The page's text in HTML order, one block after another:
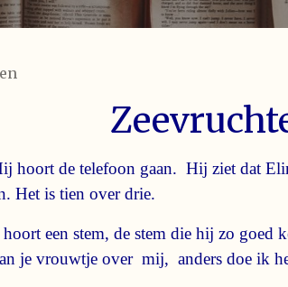
hoort de telefoon gaan. Hij ziet dat
Het is tien over drie.
een stem, de stem die hij zo goed
je vrouwtje over mij, anders doe ik